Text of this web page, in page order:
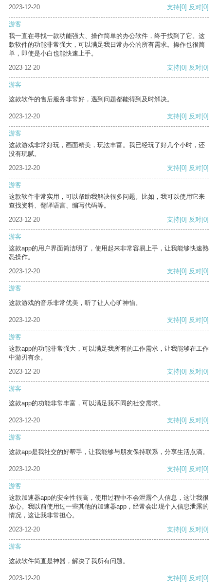
2023-12-20 支持[0] 反对[0]
游客
我一直在寻找一款功能强大、操作简单的办公软件，终于找到了它。这
款软件的功能非常强大，可以满足我日常办公的所有需求。操作也很简
单，即使是小白也能快速上手。
2023-12-20
支持[0] 反对[0]
游客
这款软件的售后服务非常好，遇到问题都能得到及时解决。
2023-12-20 支持[0] 反对[0]
游客
这款游戏非常好玩，画面精美，玩法丰富。我已经玩了好几个小时，还
没有玩腻。
2023-12-20
支持[0] 反对[0]
游客
这款软件非常实用，可以帮助我解决很多问题。比如，我可以使用它来
查找资料、翻译语言、编写代码等。
2023-12-20
支持[0] 反对[0]
游客
这款app的用户界面简洁明了，使用起来非常容易上手，让我能够快速熟
悉操作。
2023-12-20
支持[0] 反对[0]
游客
这款游戏的音乐非常优美，听了让人心旷神怡。
2023-12-20 支持[0] 反对[0]
游客
这款app的功能非常强大，可以满足我所有的工作需求，让我能够在工作
中游刃有余。
2023-12-20
支持[0] 反对[0]
游客
这款app的功能非常丰富，可以满足我不同的社交需求。
2023-12-20 支持[0] 反对[0]
游客
这款app是我社交的好帮手，让我能够与朋友保持联系，分享生活点滴。
2023-12-20 支持[0] 反对[0]
游客
这款加速器app的安全性很高，使用过程中不会泄露个人信息，这让我很
放心。我以前使用过一些其他的加速器app，经常会出现个人信息泄露的
情况，这让我非常担心。
2023-12-20
支持[0] 反对[0]
游客
这款软件简直是神器，解决了我所有问题。
2023-12-20 支持[0] 反对[0]